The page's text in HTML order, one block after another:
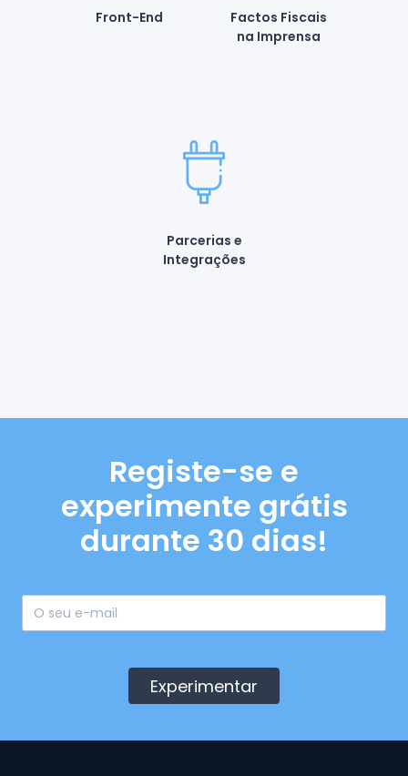
Front-End
Factos Fiscais
na Imprensa
Parcerias e
Integrações
Registe-se e
experimente grátis
durante 30 dias!
Experimentar